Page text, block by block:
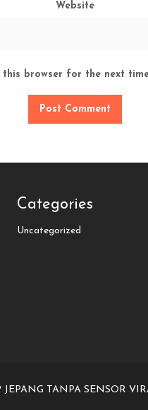
Website
this browser for the next
Categories
Uncategorized
JEPANG TANPA SENSOR